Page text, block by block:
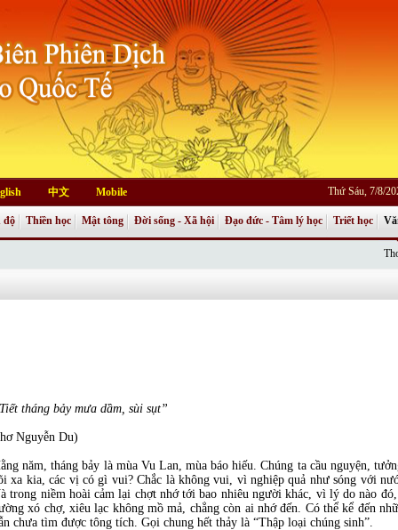
中文 Mobile Thứ Sáu, 7/8/
độ Thiền học Mật tông Đời sống - Xã hội Đạo đức - Tâm lý học Triết học
tháng bảy mưa dầm, sùi sụt”
Nguyễn Du)
năm, tháng bảy là mùa Vu Lan, mùa báo hiếu. Chúng ta cầu nguyện,
xa kia, các vị có gì vui? Chắc là không vui, vì nghiệp quả như sóng với
trong niềm hoài cảm lại chợt nhớ tới bao nhiêu người khác, vì lý do nào
xó chợ, xiêu lạc không mồ mả, chẳng còn ai nhớ đến. Có thể kể đến
chưa tìm được tông tích. Gọi chung hết thảy là “Thập loại chúng sinh”.